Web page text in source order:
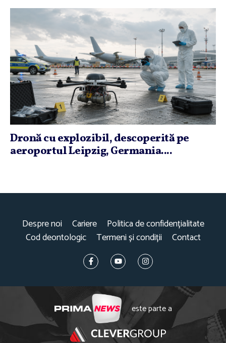
Dronă cu explozibil, descoperită pe
aeroportul Leipzig, Germania....
Despre noi Cariere
Politica de confidențialitate
Cod deontologic
Termeni și condiții Contact
este parte a